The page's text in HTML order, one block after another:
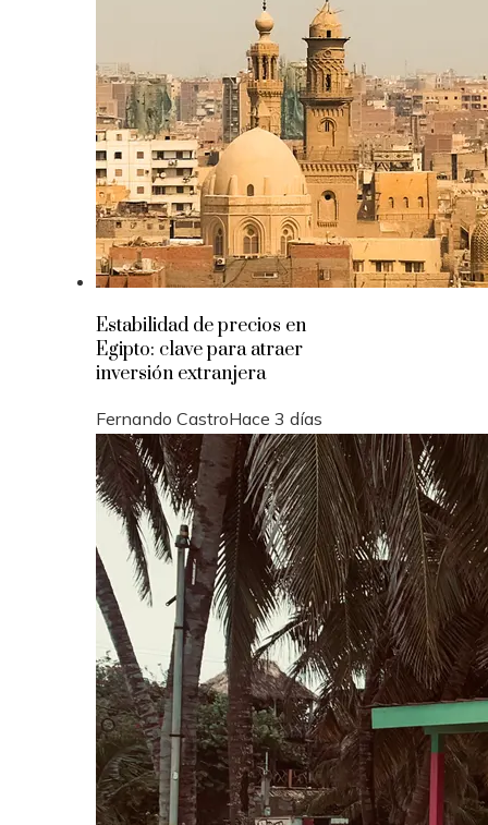
Estabilidad de precios en
Egipto: clave para atraer
inversión extranjera
Fernando CastroHace 3 días